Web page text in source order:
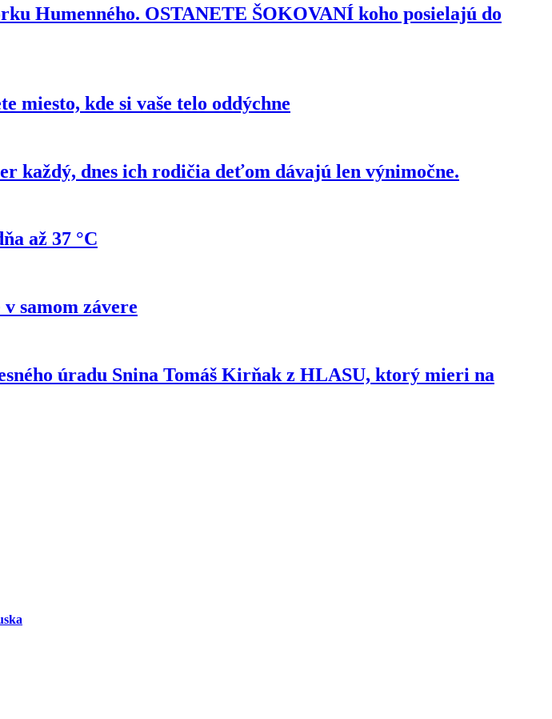
Humenného. OSTANETE ŠOKOVANÍ koho posielajú do
miesto, kde si vaše telo oddýchne
každý, dnes ich rodičia deťom dávajú len výnimočne.
až 37 °C
samom závere
úradu Snina Tomáš Kirňak z HLASU, ktorý mieri na